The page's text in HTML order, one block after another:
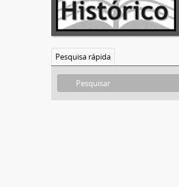
Pesquisa rápida